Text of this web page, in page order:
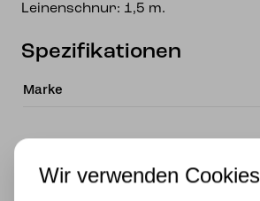
Leinenschnur: 1,5 m.
Spezifikationen
Marke
Wir verwenden Cookies